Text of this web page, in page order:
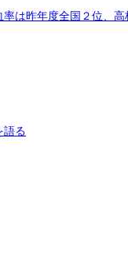
は昨年度全国２位、高